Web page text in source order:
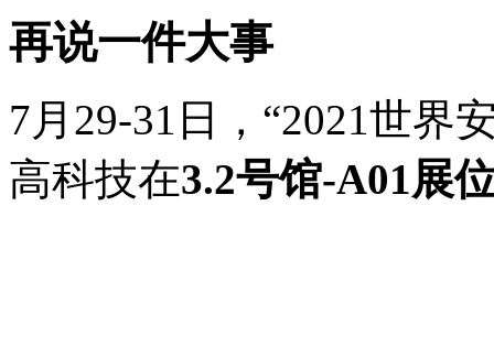
再说一件大事
7月 29-31 日，“2021世界
高科技在3.2号馆-A01展